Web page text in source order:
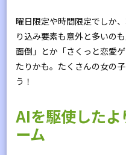
曜日限定や時間限定でしか
り込み要素も意外と多いの
面倒」とか「さくっと恋愛
たりかも。たくさんの女の
う！
AIを駆使した
ーム